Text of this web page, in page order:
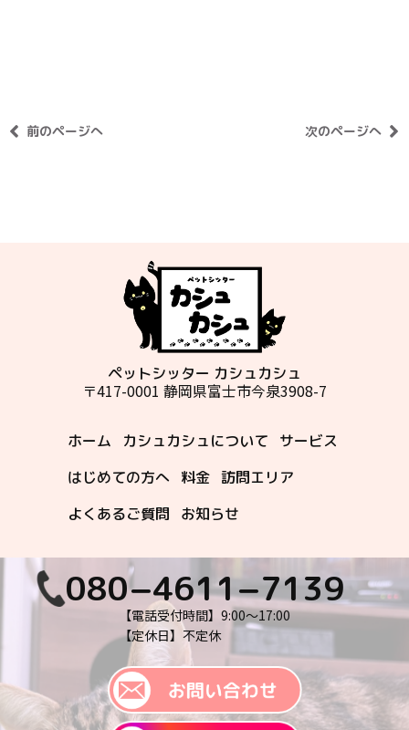
前のページへ 次のページへ
ペットシッター カシュカシュ
〒417-0001 静岡県富士市今泉3908-7
ホーム カシュカシュについて
サービス
はじめての方へ
料金 訪問エリア
よくあるご質問
お知らせ
080−4611−7139
【電話受付時間】9:00〜17:00
【定休日】不定休